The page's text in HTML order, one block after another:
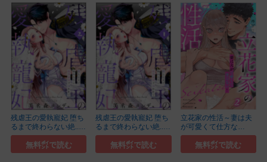
残虐王の愛執寵妃 堕ち
るまで終わらない絶...
(2)
無料㌽で読む
残虐王の愛執寵妃 堕ち
るまで終わらない絶...
(1)
無料㌽で読む
立花家の性活～妻は夫
が可愛くて仕方な
い！...(2)
無料㌽で読む